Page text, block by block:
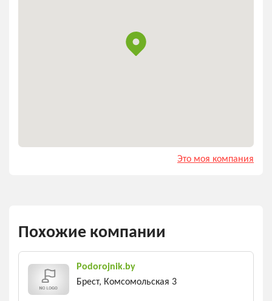
Это моя компания
Похожие компании
Podorojnik.by
Брест, Комсомольская 3